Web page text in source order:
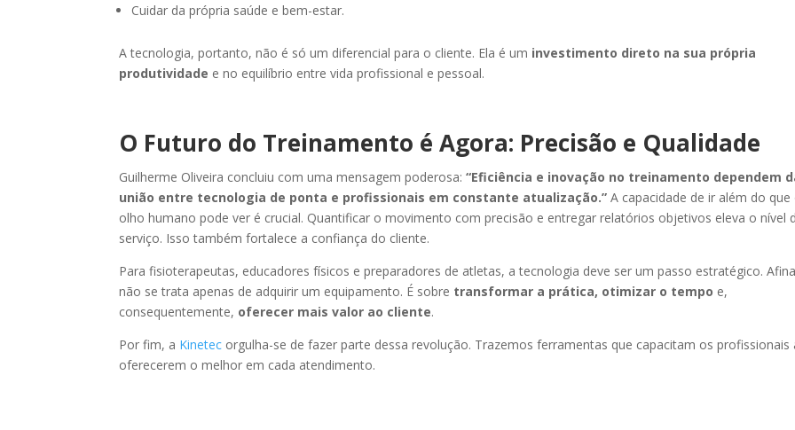
Cuidar da própria saúde e bem-estar.
A tecnologia, portanto, não é só um diferencial para o cliente. Ela é um investimento direto na sua própria
produtividade e no equilíbrio entre vida profissional e pessoal.
O Futuro do Treinamento é Agora: Precisão e Qualidade
Guilherme Oliveira concluiu com uma mensagem poderosa:“Eficiência e inovação no treinamento dependem
união entre tecnologia de ponta e profissionais em constante atualização.” A capacidade de ir além do que
olho humano pode ver é crucial. Quantificar o movimento com precisão e entregar relatórios objetivos eleva o nível
serviço. Isso também fortalece a confiança do cliente.
Para fisioterapeutas, educadores físicos e preparadores de atletas, a tecnologia deve ser um passo estratégico.
não se trata apenas de adquirir um equipamento. É sobre transformar a prática, otimizar o tempo e,
consequentemente, oferecer mais valor ao cliente.
Por fim, a Kinetec orgulha-se de fazer parte dessa revolução. Trazemos ferramentas que capacitam os profissionais
oferecerem o melhor em cada atendimento.